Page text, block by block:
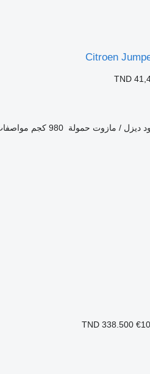
Citroen
TND
ديزل / مازوت حمولة 980 كجم